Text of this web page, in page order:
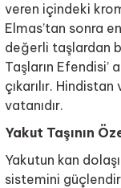
veren içindeki
Elmas’tan sonra
değerli taşlardan
Taşların Efendisi’
çıkarılır.
vatanıdır.
Yakut Taşının
Yakutun kan
sistemini